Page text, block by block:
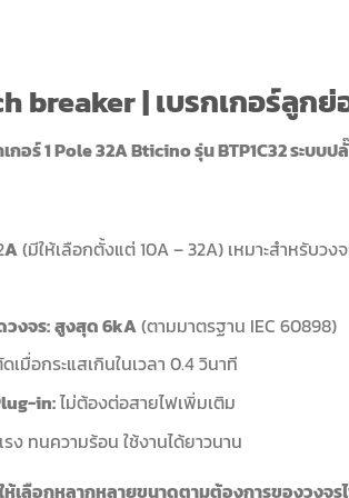
breaker | เบรกเกอร์ลูกย่อ
กอร์ 1 Pole 32A Bticino รุ่น BTP1C32 ระบบ
A(มีให้เลือกตั้งแต่ 10A – 32A) เหมาะสำหรับว
วงจร:สูงสุด 6kA(ตามมาตรฐาน IEC 60898)
เมื่อกระแสเกินในเวลา 0.4 วินาที
in:ไม่ต้องต่อสายไฟเพิ่มเติม
ง ทนความร้อน ใช้งานได้ยาวนาน
ห้เลือกหลากหลายขนาดตามต้องการของวงจร